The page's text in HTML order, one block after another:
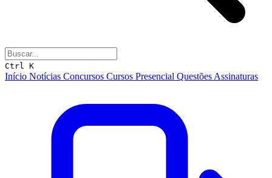
Ctrl K
Início Notícias Concursos Cursos Presencial Questões Assinaturas